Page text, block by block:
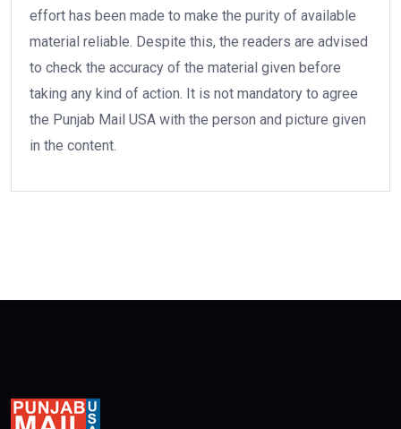
effort has been made to make the purity of available
material reliable. Despite this, the readers are advised
to check the accuracy of the material given before
taking any kind of action. It is not mandatory to agree
the Punjab Mail USA with the person and picture given
in the content.